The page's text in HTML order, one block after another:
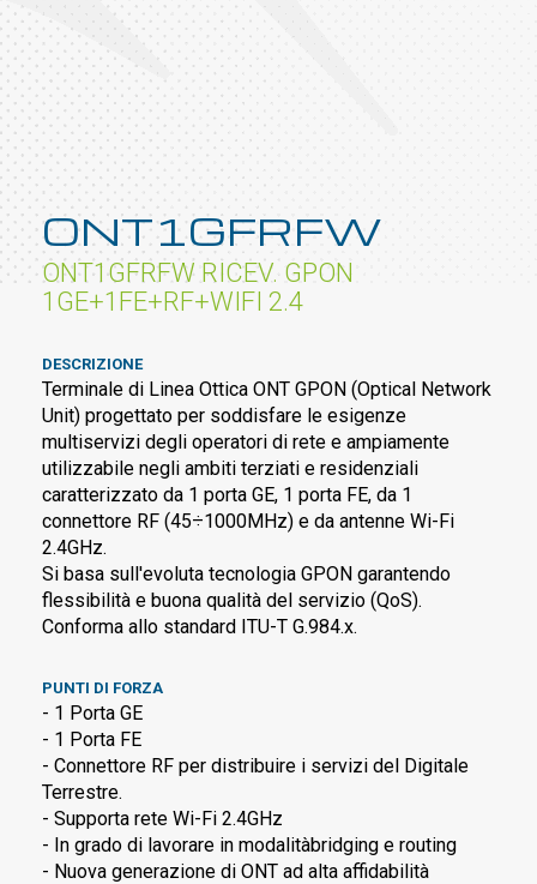
ONT1GFRFW
ONT1GFRFW RICEV. GPON
1GE+1FE+RF+WIFI 2.4
DESCRIZIONE
Terminale di Linea Ottica ONT GPON (Optical Network
Unit) progettato per soddisfare le esigenze
multiservizi degli operatori di rete e ampiamente
utilizzabile negli ambiti terziati e residenziali
caratterizzato da 1 porta GE, 1 porta FE, da 1
connettore RF (45÷1000MHz) e da antenne Wi-Fi
2.4GHz.
Si basa sull'evoluta tecnologia GPON garantendo
flessibilità e buona qualità del servizio (QoS).
Conforma allo standard ITU-T G.984.x.
PUNTI DI FORZA
- 1 Porta GE
- 1 Porta FE
- Connettore RF per distribuire i servizi del Digitale
Terrestre.
- Supporta rete Wi-Fi 2.4GHz
- In grado di lavorare in modalitàbridging e routing
- Nuova generazione di ONT ad alta affidabilità